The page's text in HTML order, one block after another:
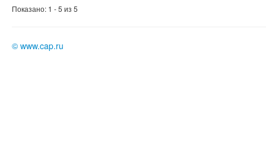
Показано: 1 - 5 из 5
© www.cap.ru